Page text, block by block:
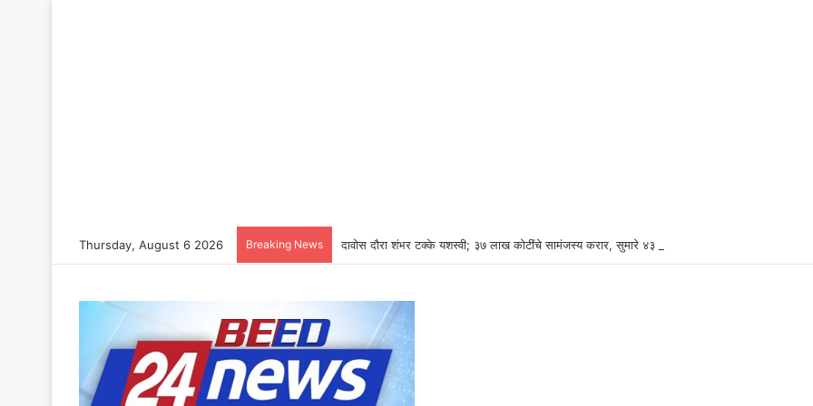
Thursday, August 6 2026 Breaking News दावोस दौरा शंभर टक्के यशस्वी; ३७ लाख कोटींचे सामंजस्य करार, सुमारे ४३ लाख रोजगारनिर्मिती – उद्योगमंत्री